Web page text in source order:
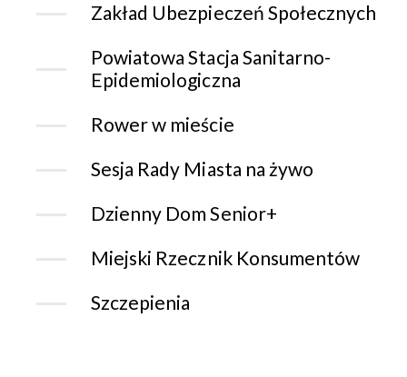
Zakład Ubezpieczeń Społecznych
Powiatowa Stacja Sanitarno-
Epidemiologiczna
Rower w mieście
Sesja Rady Miasta na żywo
Dzienny Dom Senior+
Miejski Rzecznik Konsumentów
Szczepienia